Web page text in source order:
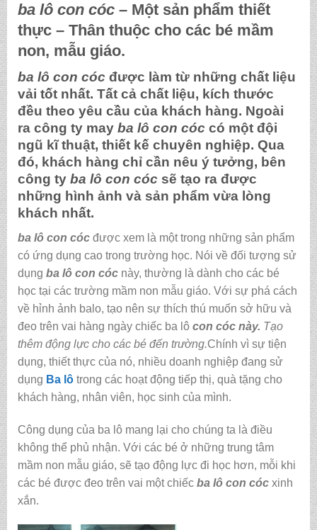
ba lô con cóc – Một sản phẩm thiết
thực – Thân thuộc cho các bé mầm
non, mẫu giáo.
ba lô con cóc được làm từ những chất liệu
vải tốt nhất. Tất cả chất liệu, kích thước
đều theo yêu cầu của khách hàng. Ngoài
ra công ty may ba lô con cóc có một đội
ngũ kĩ thuật, thiết kế chuyên nghiệp. Qua
đó, khách hàng chỉ cần nêu ý tưởng, bên
công ty ba lô con cóc sẽ tạo ra được
những hình ảnh và sản phẩm vừa lòng
khách nhất.
ba lô con cócđược xem là một trong những sản phẩm
có ứng dụng cao trong trường học. Nói về đối tượng sử
dụng ba lô con cóc này, thường là dành cho các bé
học tại các trường mầm non mẫu giáo. Với sự phá cách
về hỉnh ảnh balo, tạo nên sự thích thú muốn sở hữu và
đeo trên vai hàng ngày chiếc ba lô con cóc này. Tạo
thêm động lực cho các bé đến trường.Chính vì sự tiện
dụng, thiết thực của nó, nhiều doanh nghiệp đang sử
dụng Ba lôtrong các hoạt động tiếp thị, quà tặng cho
khách hàng, nhân viên, học sinh của mình.
Công dụng của ba lô mang lại cho chúng ta là điều
không thể phủ nhận. Với các bé ở những trung tâm
mầm non mẫu giáo, sẽ tạo động lực đi học hơn, mỗi khi
các bé được đeo trên vai một chiếc ba lô con cócxinh
xắn.